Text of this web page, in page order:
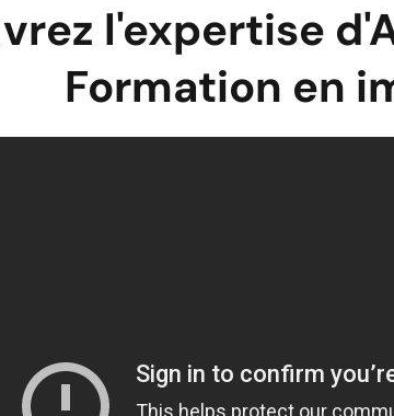
l'expertise
Formation en